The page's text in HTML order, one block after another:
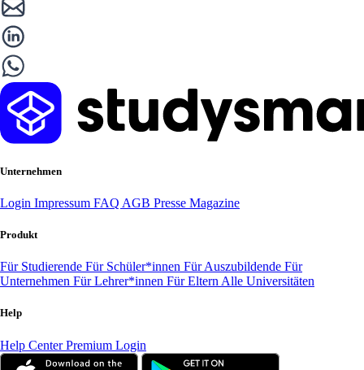
Unternehmen
Login Impressum FAQ AGB Presse Magazine
Produkt
Für Studierende Für Schüler*innen Für Auszubildende Für
Unternehmen Für Lehrer*innen Für Eltern Alle Universitäten
Help
Help CenterPremium Login